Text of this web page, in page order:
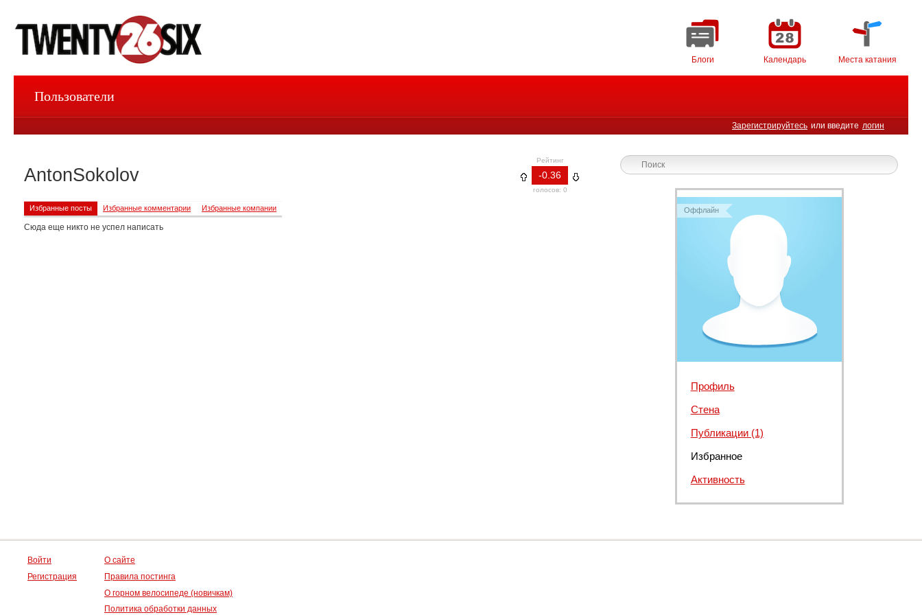
Блоги Календарь Места катания
Зарегистрируйтесь или введите логин
Пользователи
Рейтинг
-0.36
голосов: 0
AntonSokolov
Избранные посты Избранные комментарии Избранные компании
Сюда еще никто не успел написать
Оффлайн
Профиль
Стена
Публикации (1)
Избранное
Активность
Войти
Регистрация
О сайте
Правила постинга
О горном велосипеде (новичкам)
Политика обработки данных